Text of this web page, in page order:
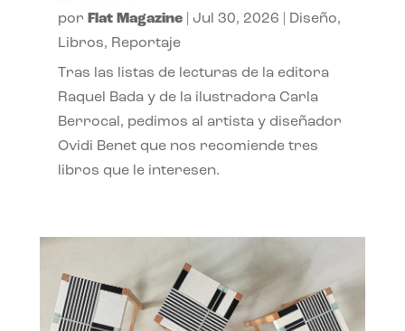
por Flat Magazine| Jul 30, 2026 Diseño,
Libros, Reportaje
Tras las listas de lecturas de la editora
Raquel Bada y de la ilustradora Carla
Berrocal, pedimos al artista y diseñador
Ovidi Benet que nos recomiende tres
libros que le interesen.